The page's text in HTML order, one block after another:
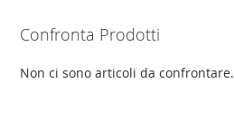
Confronta Prodotti
Non ci sono articoli da confrontare.